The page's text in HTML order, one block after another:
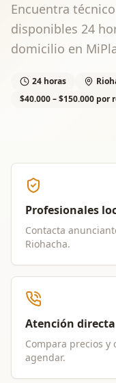
Encuentra
disponibles 24
domicilio en
24 horas
$40.000 – $150.000 por
Profesionales
Contacta
Riohacha.
Atención directa
Compara precios
agendar.